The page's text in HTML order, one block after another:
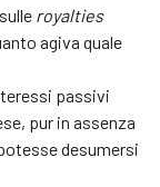
royalties
agiva quale
passivi
pur in assenza
desumersi